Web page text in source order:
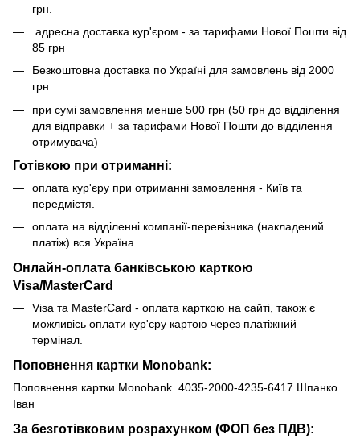
грн.
адресна доставка кур'єром - за тарифами Нової Пошти від
85 грн
Безкоштовна доставка по Україні для замовлень від 2000
грн
при сумі замовлення менше 500 грн (50 грн до відділення
для відправки + за тарифами Нової Пошти до відділення
отримувача)
Готівкою при отриманні:
оплата кур'єру при отриманні замовлення - Київ та
передмістя.
оплата на відділенні компанії-перевізника (накладений
платіж) вся Україна.
Онлайн-оплата банківською карткою
Visa/MasterCard
Visa та MasterCard - оплата карткою на сайті, також є
можливісь оплати кур'єру картою через платіжний
термінал.
Поповнення картки Monobank:
Поповнення картки Monobank 4035-2000-4235-6417 Шпанко
Іван
За безготівковим розрахунком (ФОП без ПДВ):